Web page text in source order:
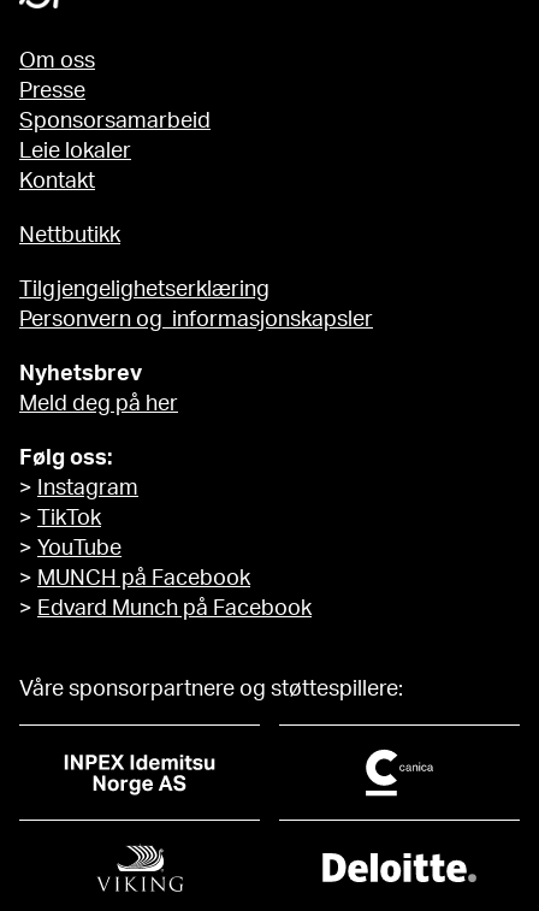
Om oss
Presse
Sponsorsamarbeid
Leie lokaler
Kontakt
Nettbutikk
Tilgjengelighetserklæring
Personvern og informasjonskapsler
Nyhetsbrev
Meld deg på her
Følg oss:
>
Instagram
>
TikTok
> YouTube
> MUNCH på Facebook
> Edvard Munch på Facebook
Våre sponsorpartnere og støttespillere: